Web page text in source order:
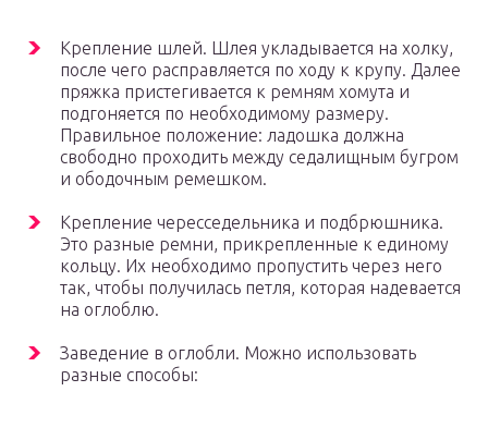
Крепление шлей. Шлея укладывается на холку,
после чего расправляется по ходу к крупу. Далее
пряжка пристегивается к ремням хомута и
подгоняется по необходимому размеру.
Правильное положение: ладошка должна
свободно проходить между седалищным бугром
и ободочным ремешком.
Крепление чересседельника и подбрюшника.
Это разные ремни, прикрепленные к единому
кольцу. Их необходимо пропустить через него
так, чтобы получилась петля, которая надевается
на оглоблю.
Заведение в оглобли. Можно использовать
разные способы: